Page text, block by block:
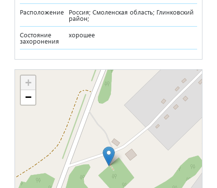
Расположение
Россия; Смоленская область; Глинковский
район;
Состояние
захоронения
хорошее
+
−